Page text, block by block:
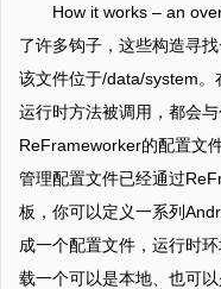
How it works – an
了许多钩子，这些构造寻
该文件位于/data/system。
运行时方法被调用，都会
ReFrameworker的配置文
管理配置文件已经通过
板，你可以定义一系列
成一个配置文件，运行时
载一个可以是本地、也可